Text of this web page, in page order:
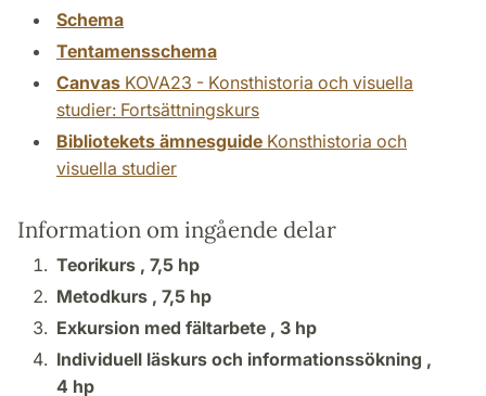
Schema
Tentamensschema
Canvas KOVA23 - Konsthistoria och visuella
studier: Fortsättningskurs
Bibliotekets ämnesguide Konsthistoria och
visuella studier
Information om ingående delar
Teorikurs , 7,5 hp
Metodkurs , 7,5 hp
Exkursion med fältarbete , 3 hp
Individuell läskurs och informationssökning ,
4 hp